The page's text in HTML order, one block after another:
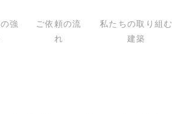
強
ご依頼の流
れ
私たちの取り組む
建築